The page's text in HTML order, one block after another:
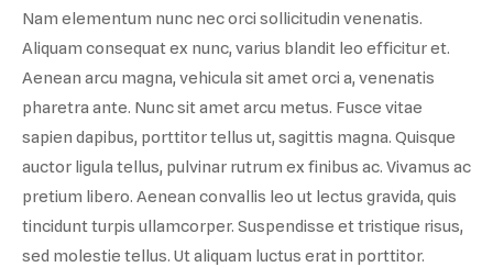
Nam elementum nunc nec orci sollicitudin venenatis.
Aliquam consequat ex nunc, varius blandit leo efficitur et.
Aenean arcu magna, vehicula sit amet orci a, venenatis
pharetra ante. Nunc sit amet arcu metus. Fusce vitae
sapien dapibus, porttitor tellus ut, sagittis magna. Quisque
auctor ligula tellus, pulvinar rutrum ex finibus ac. Vivamus ac
pretium libero. Aenean convallis leo ut lectus gravida, quis
tincidunt turpis ullamcorper. Suspendisse et tristique risus,
sed molestie tellus. Ut aliquam luctus erat in porttitor.